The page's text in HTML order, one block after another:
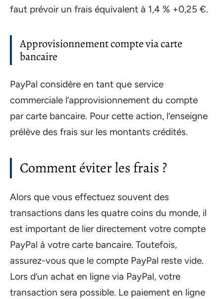
faut prévoir un frais équivalent à 1,4 % +0,25 €.
Approvisionnement compte via carte
bancaire
PayPal considère en tant que service
commerciale l’approvisionnement du compte
par carte bancaire. Pour cette action, l’enseigne
prélève des frais sur les montants crédités.
Comment éviter les frais ?
Alors que vous effectuez souvent des
transactions dans les quatre coins du monde, il
est important de lier directement votre compte
PayPal à votre carte bancaire. Toutefois,
assurez-vous que le compte PayPal reste vide.
Lors d’un achat en ligne via PayPal, votre
transaction sera possible. Le paiement en ligne